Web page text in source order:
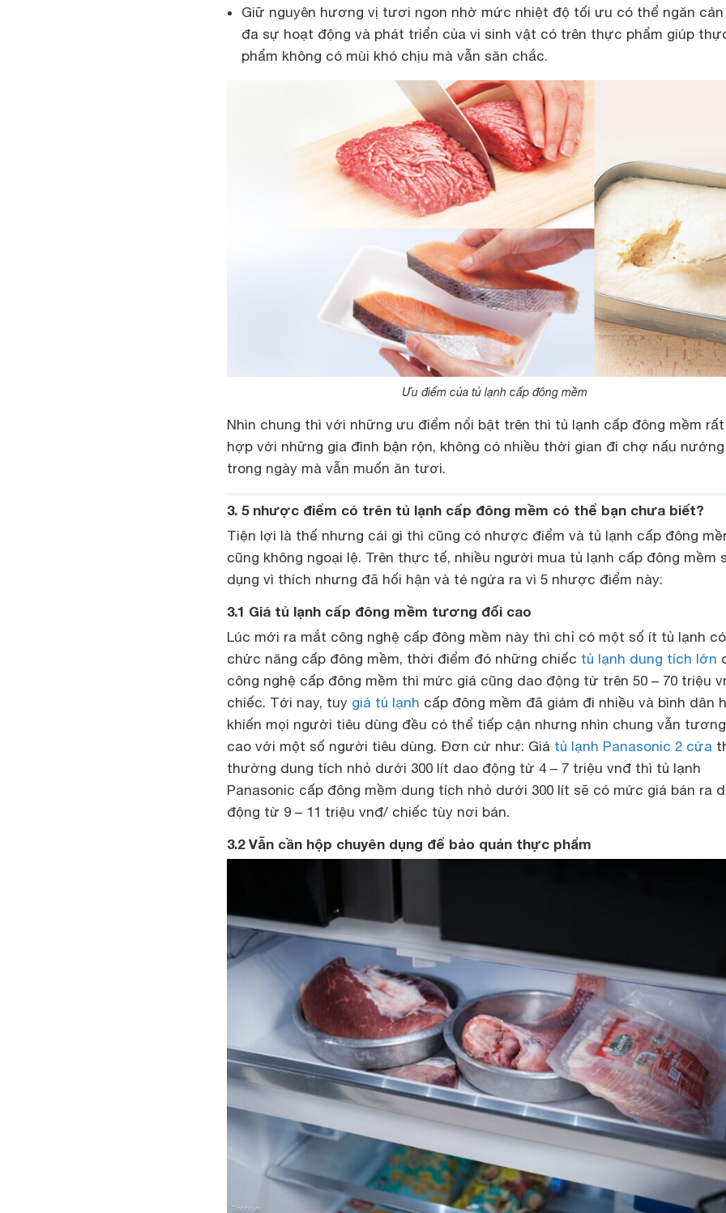
Giữ nguyên hương vị tươi ngon nhờ mức nhiệt độ tối ưu có thể ngăn
đa sự hoạt động và phát triển của vi sinh vật có trên thực phẩm giúp
phẩm không có mùi khó chịu mà vẫn săn chắc.
Ưu điểm của tủ lạnh cấp đông mềm
Nhìn chung thì với những ưu điểm nổi bật trên thì tủ lạnh cấp đông mềm
hợp với những gia đình bận rộn, không có nhiều thời gian đi chợ nấu nướng
trong ngày mà vẫn muốn ăn tươi.
3. 5 nhược điểm có trên tủ lạnh cấp đông mềm có thể bạn chưa biết?
Tiện lợi là thế nhưng cái gì thì cũng có nhược điểm và tủ lạnh cấp đông
cũng không ngoại lệ. Trên thực tế, nhiều người mua tủ lạnh cấp đông mềm
dụng vì thích nhưng đã hối hận và té ngửa ra vì 5 nhược điểm này:
3.1 Giá tủ lạnh cấp đông mềm tương đối cao
Lúc mới ra mắt công nghệ cấp đông mềm này thì chỉ có một số ít tủ lạnh có
chức năng cấp đông mềm, thời điểm đó những chiếc tủ lạnh dung tích lớn
công nghệ cấp đông mềm thì mức giá cũng dao động từ trên 50 – 70 triệu
chiếc. Tới nay, tuy giá tủ lạnh cấp đông mềm đã giảm đi nhiều và bình dân
khiến mọi người tiêu dùng đều có thể tiếp cận nhưng nhìn chung vẫn
cao với một số người tiêu dùng. Đơn cử như: Giá tủ lạnh Panasonic 2 cửa
thường dung tích nhỏ dưới 300 lít dao động từ 4 – 7 triệu vnđ thì tủ lạnh
Panasonic cấp đông mềm dung tích nhỏ dưới 300 lít sẽ có mức giá bán ra
động từ 9 – 11 triệu vnđ/ chiếc tùy nơi bán.
3.2 Vẫn cần hộp chuyên dụng để bảo quản thực phẩm